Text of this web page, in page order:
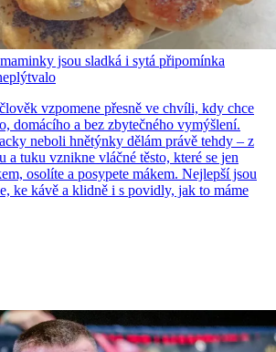
jsou sladká i sytá připomínka
vzpomene přesně ve chvíli, kdy chce
domácího a bez zbytečného vymýšlení.
neboli hnětýnky dělám právě tehdy – z
a tuku vznikne vláčné těsto, které se jen
osolíte a posypete mákem. Nejlepší jsou
ke kávě a klidně i s povidly, jak to máme